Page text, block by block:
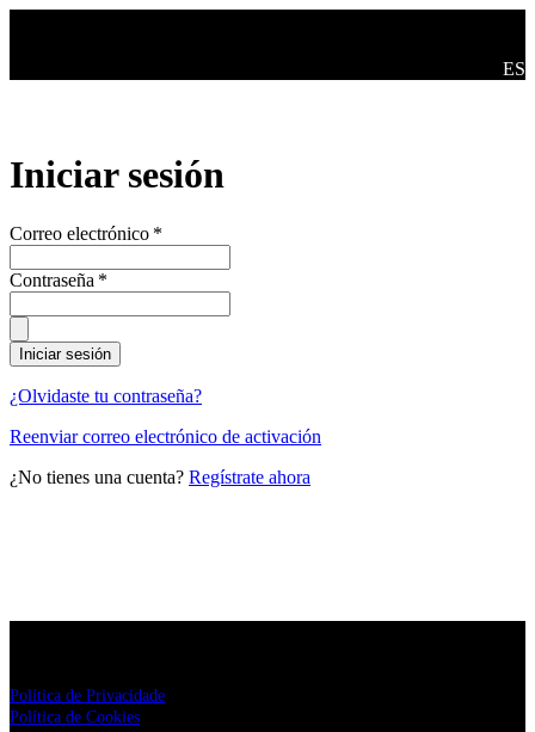
ES
Iniciar sesión
Correo electrónico *
Contraseña *
Iniciar sesión
¿Olvidaste tu contraseña?
Reenviar correo electrónico de activación
¿No tienes una cuenta? Regístrate ahora
Política de Privacidade
Política de Cookies